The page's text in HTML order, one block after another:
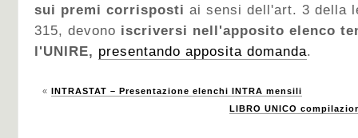
sui premi corrisposti ai sensi dell'art. 3 della
315, devono iscriversi nell'apposito elenco
l'UNIRE, presentando apposita domanda.
« INTRASTAT – Presentazione elenchi INTRA mensili
LIBRO UNICO